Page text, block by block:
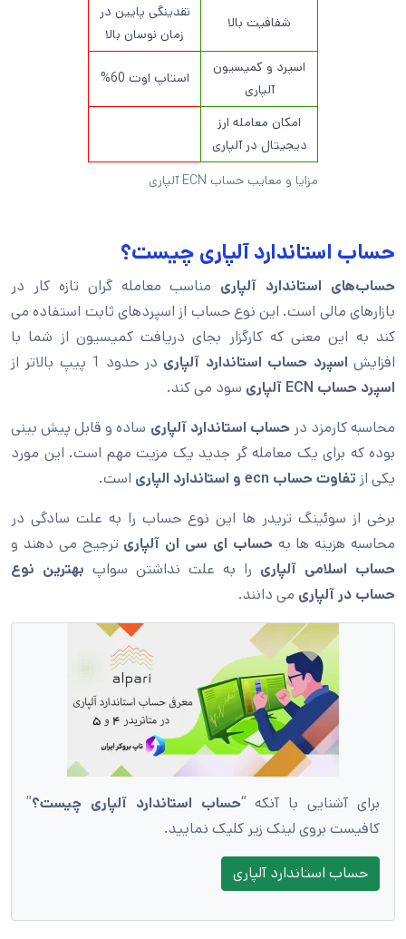
مزایا و معایب حساب ECN آلپاری
شفافیت بالا
نقدینگی پایین در
زمان نوسان بالا
اسپرد و کمیسیون
آلپاری
استاپ اوت 60%
امکان معامله ارز
دیجیتال در آلپاری
حساب استاندارد آلپاری چیست؟
حساب‌های استاندارد آلپاری مناسب معامله گران تازه کار در
بازارهای مالی است. این نوع حساب از اسپردهای ثابت استفاده می
کند به این معنی که کارگزار بجای دریافت کمیسیون از شما با
افزایش اسپرد حساب استاندارد آلپاری در حدود 1 پیپ بالاتر از
اسپرد حساب ECN آلپاری
سود می کند.
محاسبه کارمزد درحساب استاندارد آلپاری ساده و قابل پیش بینی
بوده که برای یک معامله گر جدید یک مزیت مهم است. این مورد
یکی از تفاوت حساب ecn و استاندارد الپاری
است.
برخی از سوئینگ تریدر ها این نوع حساب را به علت سادگی در
محاسبه هزینه ها بهحساب ای سی ان آلپاری ترجیح می دهند و
حساب اسلامی آلپاری را به علت نداشتن سواپ بهترین نوع
حساب در آلپاری می دانند.
برای آشنایی با آنکه “حساب استاندارد آلپاری چیست؟”
کافیست بروی لینک زیر کلیک نمایید.
حساب استاندارد آلپاری